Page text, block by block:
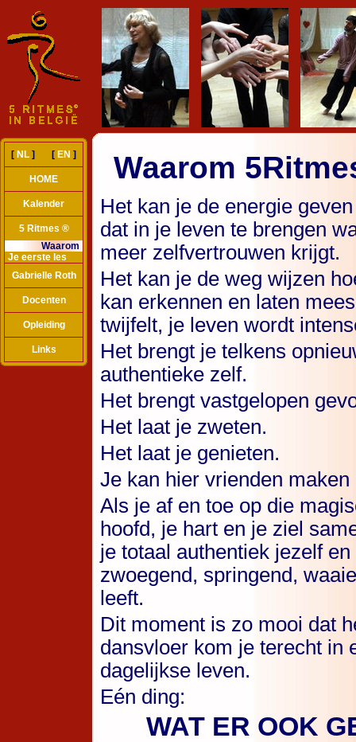
[ NL ] [ EN ]
HOME
Kalender
5 Ritmes ®
Waarom
Je eerste les
Gabrielle Roth
Docenten
Opleiding
Links
Waarom
Het kan je de energie
dat in je leven te brengen
meer zelfvertrouwen krijgt.
Het kan je de weg wijzen
kan erkennen en laten
twijfelt, je leven wordt
Het brengt je telkens
authentieke zelf.
Het brengt vastgelopen
Het laat je zweten.
Het laat je genieten.
Je kan hier vrienden
Als je af en toe op die
hoofd, je hart en je ziel
je totaal authentiek jezelf
zwoegend, springend,
leeft.
Dit moment is zo mooi dat
dansvloer kom je terecht in
dagelijkse leven.
Eén ding:
WAT ER OOK